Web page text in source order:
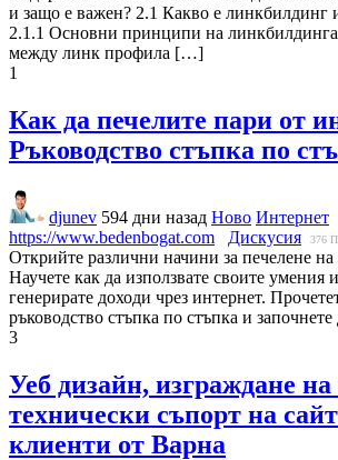
и защо е важен? 2.1 Какво е линкбилдинг
2.1.1 Основни принципи на линкбилдинга
между линк профила […]
1
Как да печелите пари от
Ръководство стъпка по
djunev 594 дни назад Ново Интернет
https://www.bedenbogat.com
Дискусия 376
Открийте различни начини за печелене
Научете как да използвате своите умения
генерирате доходи чрез интернет.
ръководство стъпка по стъпка и започнете
3
Уеб дизайн, изграждане
технически съпорт на
клиенти от Варна